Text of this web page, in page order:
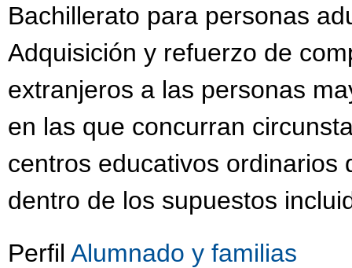
Bachillerato para personas
Adquisición y refuerzo de
extranjeros a las personas
en las que concurran
centros educativos ordinarios
dentro de los supuestos
Perfil Alumnado y familias